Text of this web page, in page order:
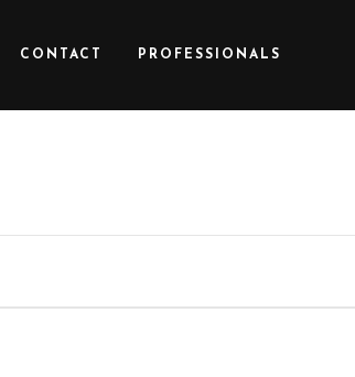
CONTACT PROFESSIONALS